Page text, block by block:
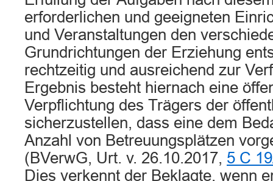
erforderlichen und geeigneten
und Veranstaltungen den
Grundrichtungen der Erziehung
rechtzeitig und ausreichend zur
Ergebnis besteht hiernach eine
Verpflichtung des Trägers der
sicherzustellen, dass eine dem
Anzahl von Betreuungsplätzen
(BVerwG, Urt. v. 26.10.2017, 5 C
Dies verkennt der Beklagte, wenn